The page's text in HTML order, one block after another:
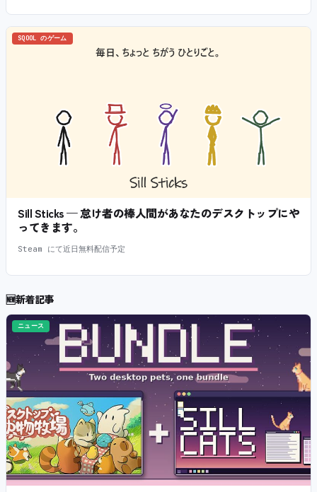
SQOOL のゲーム
Sill Sticks — 怠け者の棒人間があなたのデスクトップにや
ってきます。
Steam にて近日無料配信予定
🆕新着記事
ニュース